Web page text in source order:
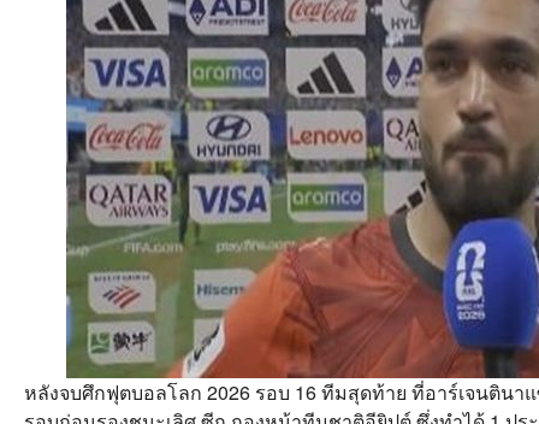
หลังจบศึกฟุตบอลโลก 2026 รอบ 16 ทีมสุดท้าย ที่อาร์เจนตินา